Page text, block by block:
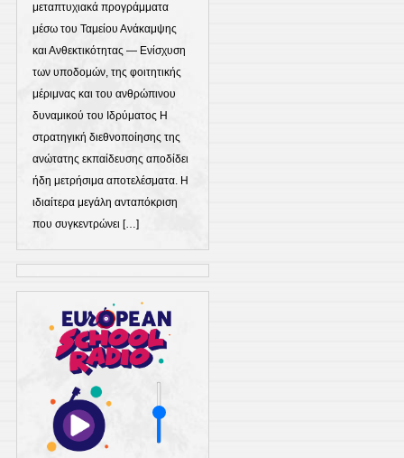
μεταπτυχιακά προγράμματα
μέσω του Ταμείου Ανάκαμψης
και Ανθεκτικότητας — Eνίσχυση
των υποδομών, της φοιτητικής
μέριμνας και του ανθρώπινου
δυναμικού του Ιδρύματος Η
στρατηγική διεθνοποίησης της
ανώτατης εκπαίδευσης αποδίδει
ήδη μετρήσιμα αποτελέσματα. Η
ιδιαίτερα μεγάλη ανταπόκριση
που συγκεντρώνει […]